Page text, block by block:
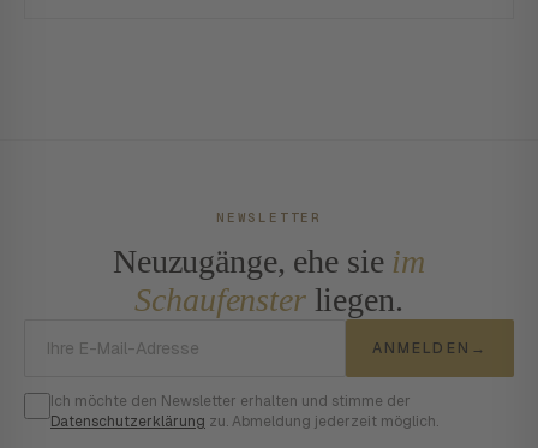
NEWSLETTER
Neuzugänge, ehe sie im
Schaufensterliegen.
ANMELDEN →
Ich möchte den Newsletter erhalten und stimme der
Datenschutzerklärung zu. Abmeldung jederzeit möglich.